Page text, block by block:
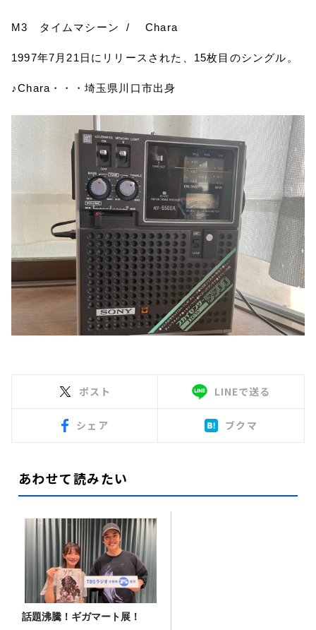
M3 タイムマシーン / Chara
1997年7 月 21 日にリリースされた、 15枚目のシングル。
♪Chara ・・・埼玉県川口市出身
ポスト LINEで送る
シェア ブクマ
あわせて読みたい
話題沸騰！ギガマート展！